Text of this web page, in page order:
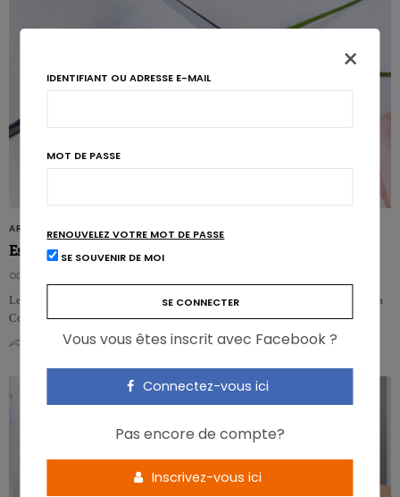
ARTICLES
Est-ce bientôt la fin des régimes hypocaloriques?
ODILE BERNARD
Le nombre de cas d’obésité ne cesse d’augmenter en Europe. Dans ce cadre, la
Commission européenne essaie d’harmoniser les règles…
×
IDENTIFIANT OU ADRESSE E-MAIL
MOT DE PASSE
RENOUVELEZ VOTRE MOT DE PASSE
SE SOUVENIR DE MOI
Vous vous êtes inscrit avec Facebook ?
Connectez-vous ici
Pas encore de compte?
Inscrivez-vous ici